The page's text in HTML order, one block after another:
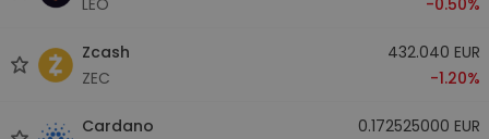
Zcash
ZEC
432.040 EUR
-1.20%
Cardano
0.172525000 EUR